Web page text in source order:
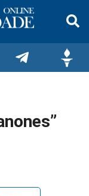
no